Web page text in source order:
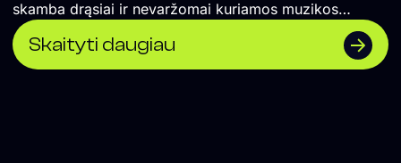
skamba drąsiai ir nevaržomai kuriamos muzikos
koncertai ir vakarėliai. Čia renkasi vilniečiai ir miesto
svečiai, savo vietą atranda įvairios miesto
bendruomenės. UTOPIJA palaiko maištingą miesto
Skaityti daugiau